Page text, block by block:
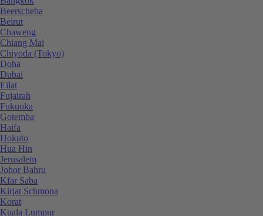
Beerscheba
Beirut
Chaweng
Chiang Mai
Chiyoda (Tokyo)
Doha
Dubai
Eilat
Fujairah
Fukuoka
Gotemba
Haifa
Hokuto
Hua Hin
Jerusalem
Johor Bahru
Kfar Saba
Kirjat Schmona
Korat
Kuala Lumpur